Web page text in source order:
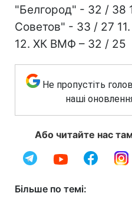
"Белгород" - 32 / 38
Советов" - 33 / 27
12. ХК ВМФ – 32 / 25
Не пропустіть
наші
Або читайте нас
Більше по темі: